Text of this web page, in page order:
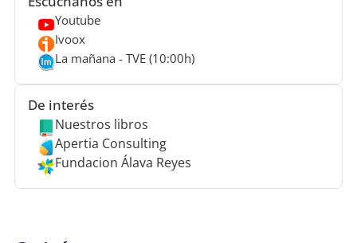
Youtube
Ivoox
La mañana - TVE (10:00h)
De interés
Nuestros libros
Apertia Consulting
Fundacion Álava Reyes